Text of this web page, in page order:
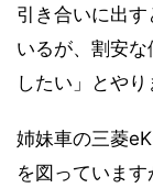
引き合いに出
いるが、割安
したい」とやり
姉妹車の三菱
を図っていま